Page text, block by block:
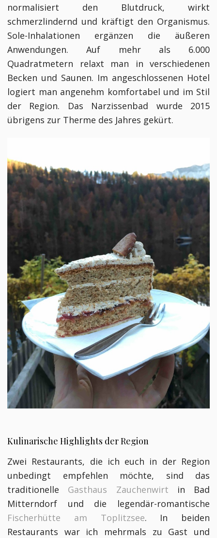
normalisiert den Blutdruck, wirkt
schmerzlindernd und kräftigt den Organismus.
Sole-Inhalationen ergänzen die äußeren
Anwendungen. Auf mehr als 6.000
Quadratmetern relaxt man in verschiedenen
Becken und Saunen. Im angeschlossenen Hotel
logiert man angenehm komfortabel und im Stil
der Region. Das Narzissenbad wurde 2015
übrigens zur Therme des Jahres gekürt.
Kulinarische Highlights der Region
Zwei Restaurants, die ich euch in der Region
unbedingt empfehlen möchte, sind das
traditionelle Gasthaus Zauchenwirt in Bad
Mitterndorf und die legendär-romantische
Fischerhütte am Toplitzsee. In beiden
Restaurants war ich mehrmals zu Gast und